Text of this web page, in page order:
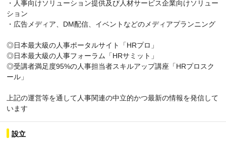
・人事向けソリューション提供及び人材サービス企業向けソリュー
ション
・広告メディア、DM配信、イベントなどのメディアプランニング
◎日本最大級の人事ポータルサイト「HRプロ」
◎日本最大級の人事フォーラム「HRサミット」
◎受講者満足度95%の人事担当者スキルアップ講座「HRプロスク
ール」
上記の運営等を通して人事関連の中立的かつ最新の情報を発信して
います
設立